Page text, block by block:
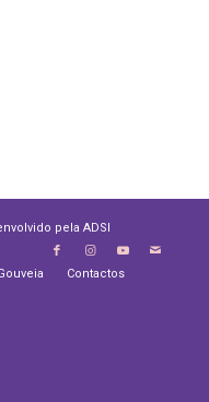
pela ADSI
Contactos